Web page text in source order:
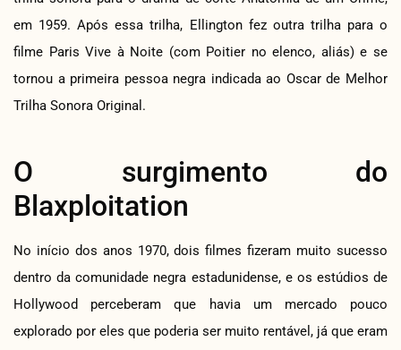
em 1959. Após essa trilha, Ellington fez outra trilha para o
filme Paris Vive à Noite (com Poitier no elenco, aliás) e se
tornou a primeira pessoa negra indicada ao Oscar de Melhor
Trilha Sonora Original.
O surgimento do
Blaxploitation
No início dos anos 1970, dois filmes fizeram muito sucesso
dentro da comunidade negra estadunidense, e os estúdios de
Hollywood perceberam que havia um mercado pouco
explorado por eles que poderia ser muito rentável, já que eram